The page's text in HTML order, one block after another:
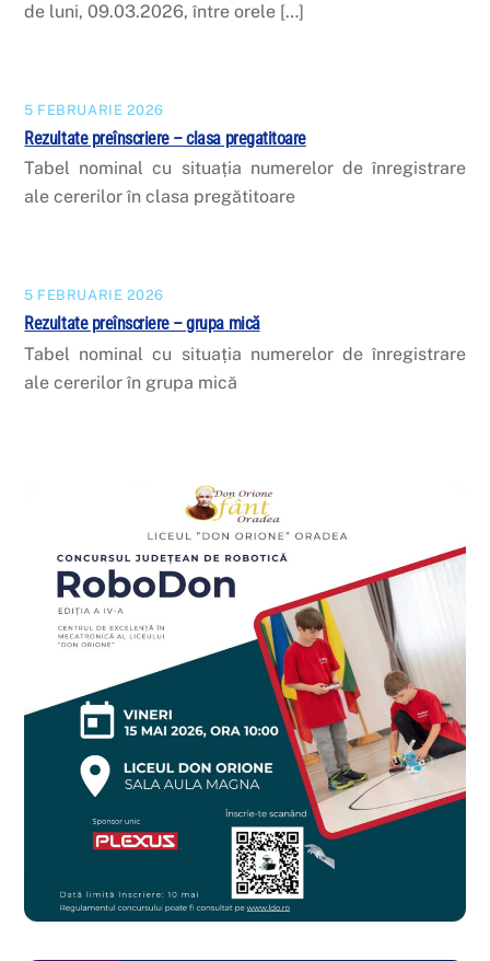
de luni, 09.03.2026, între orele […]
5 FEBRUARIE 2026
Rezultate preînscriere – clasa pregatitoare
Tabel nominal cu situația numerelor de înregistrare
ale cererilor în clasa pregătitoare
5 FEBRUARIE 2026
Rezultate preînscriere – grupa mică
Tabel nominal cu situația numerelor de înregistrare
ale cererilor în grupa mică